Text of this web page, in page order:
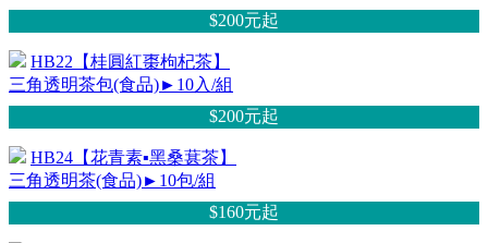
$200元起
HB22【桂圓紅棗枸杞茶】
三角透明茶包(食品)►10入/組
$200元起
HB24【花青素▪黑桑葚茶】
三角透明茶(食品)►10包/組
$160元起